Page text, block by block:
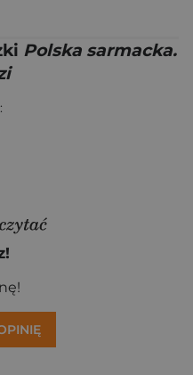
Polska sarmacka.